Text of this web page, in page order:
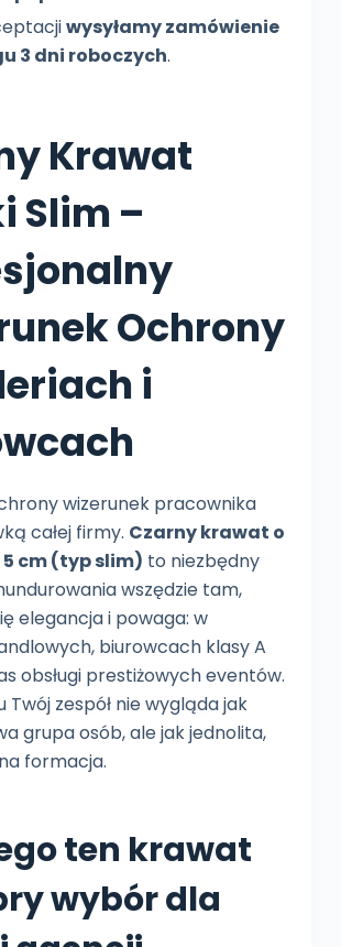
wysyłamy zamówienie
3 dni roboczych.
Krawat
Slim –
Ochrony
i
wizerunek pracownika
całej firmy. Czarny krawat o
cm (typ slim) to niezbędny
wszędzie tam,
elegancja i powaga: w
biurowcach klasy A
obsługi prestiżowych eventów.
Twój zespół nie wygląda jak
grupa osób, ale jak jednolita,
formacja.
ten krawat
wybór dla